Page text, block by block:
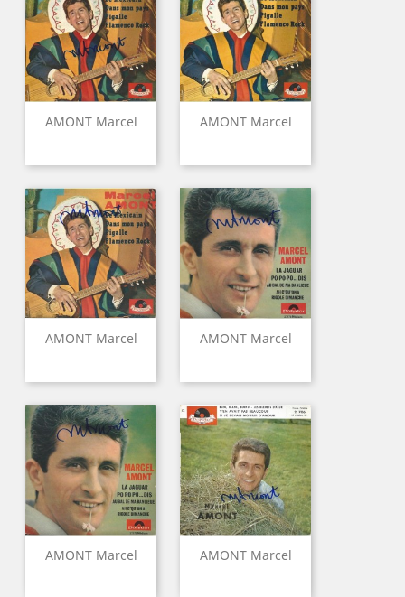
AMONT Marcel AMONT Marcel
AMONT Marcel AMONT Marcel
AMONT Marcel AMONT Marcel